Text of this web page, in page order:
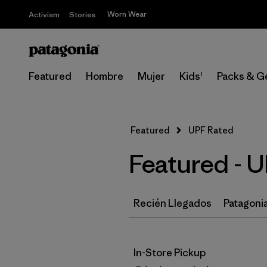
Activism Stories Worn Wear
Featured Hombre Mujer Kids' Packs &
Featured UPF Rated
Featured -
Recién Llegados
In-Store Pickup